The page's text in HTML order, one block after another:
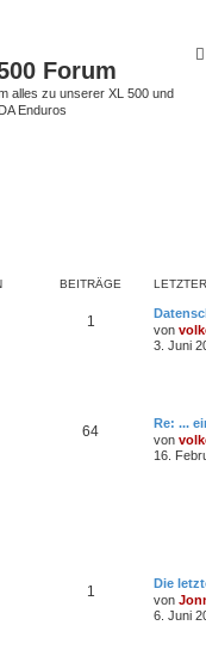
Forum
alles zu unserer XL 500 und
Enduros
BEITRÄGE
1
von
3. Juni
64
Re: ...
von
16.
1
Die
von
6. Juni